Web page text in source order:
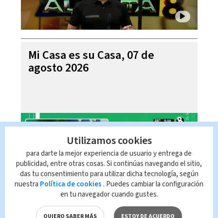
Mi Casa es su Casa, 07 de
agosto 2026
Telediario En Directo con Paula
Utilizamos cookies
para darte la mejor experiencia de usuario y entrega de
publicidad, entre otras cosas. Si continúas navegando el sitio,
das tu consentimiento para utilizar dicha tecnología, según
nuestra Política de cookies . Puedes cambiar la configuración
en tu navegador cuando gustes.
QUIERO SABER MÁS ESTOY DE ACUERDO